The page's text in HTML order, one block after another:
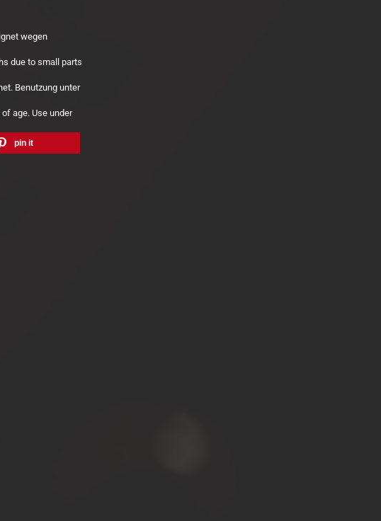
wegen
due to small parts
Benutzung unter
age. Use under
pin it